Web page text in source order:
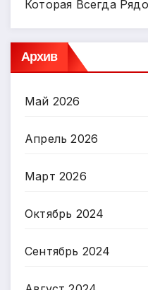
Которая Всегда
Архив
Май 2026
Апрель 2026
Март 2026
Октябрь 2024
Сентябрь 2024